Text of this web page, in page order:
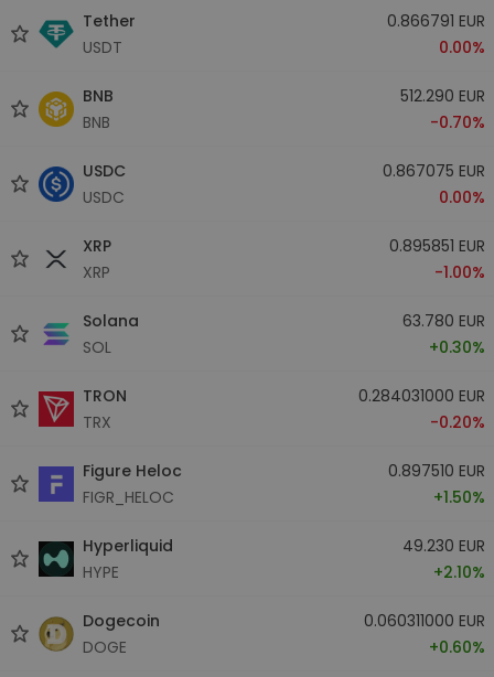
Tether
USDT
0.866791 EUR
0.00%
BNB
BNB
512.290 EUR
-0.70%
USDC
USDC
0.867075 EUR
0.00%
XRP
XRP
0.895851 EUR
-1.00%
Solana
SOL
63.780 EUR
+0.30%
TRON
TRX
0.284031000 EUR
-0.20%
Figure Heloc
FIGR_HELOC
0.897510 EUR
+1.50%
Hyperliquid
HYPE
49.230 EUR
+2.10%
Dogecoin
DOGE
0.060311000 EUR
+0.60%